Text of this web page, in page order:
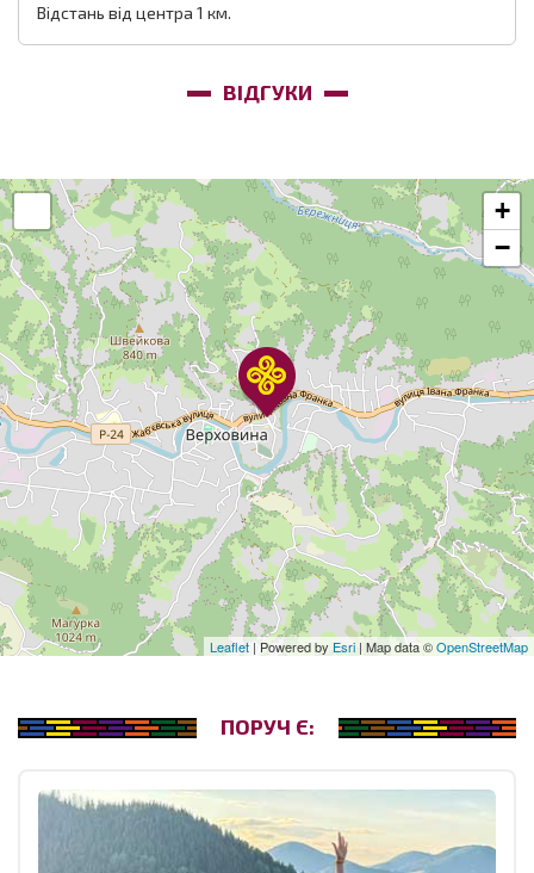
Відстань від центра 1 км.
ВІДГУКИ
+
−
Leaflet | Powered by Esri | Map data ©OpenStreetMap
ПОРУЧ Є: